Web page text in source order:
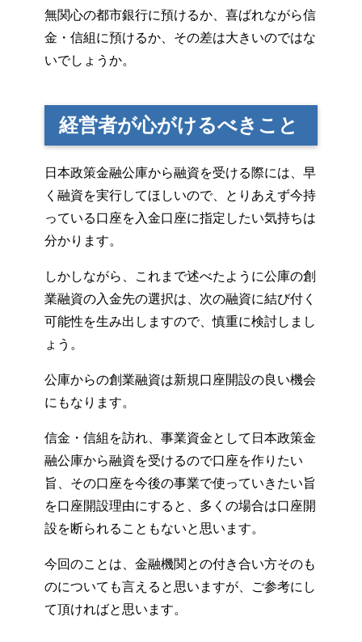
無関心の都市銀行に預けるか、喜ばれながら信
金・信組に預けるか、その差は大きいのではな
いでしょうか。
経営者が心がけるべきこと
日本政策金融公庫から融資を受ける際には、早
く融資を実行してほしいので、とりあえず今持
っている口座を入金口座に指定したい気持ちは
分かります。
しかしながら、これまで述べたように公庫の創
業融資の入金先の選択は、次の融資に結び付く
可能性を生み出しますので、慎重に検討しまし
ょう。
公庫からの創業融資は新規口座開設の良い機会
にもなります。
信金・信組を訪れ、事業資金として日本政策金
融公庫から融資を受けるので口座を作りたい
旨、その口座を今後の事業で使っていきたい旨
を口座開設理由にすると、多くの場合は口座開
設を断られることもないと思います。
今回のことは、金融機関との付き合い方そのも
のについても言えると思いますが、ご参考にし
て頂ければと思います。